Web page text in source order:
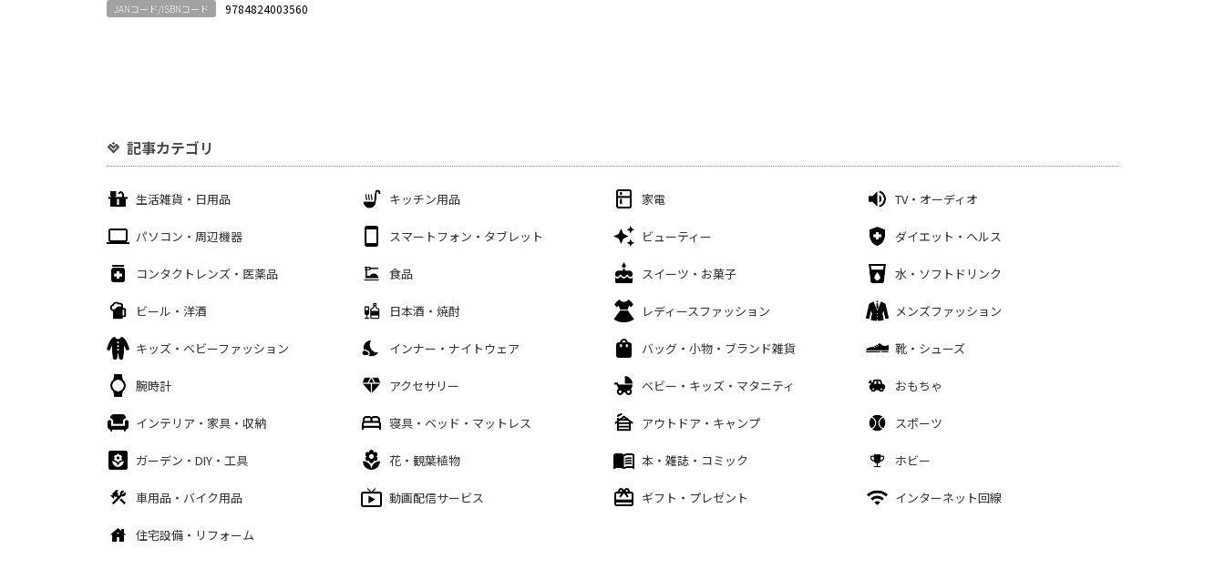
JANコード/ISBNコード 9784824003560
記事カテゴリ
生活雑貨・日用品 キッチン用品 家電 TV・オーディオ
パソコン・周辺機器 スマートフォン・タブレット ビューティー ダイエット・ヘルス
コンタクトレンズ・医薬品 食品 スイーツ・お菓子 水・ソフトドリンク
ビール・洋酒 日本酒・焼酎 レディースファッション メンズファッション
キッズ・ベビーファッション インナー・ナイトウェア バッグ・小物・ブランド雑貨 靴・シューズ
腕時計 アクセサリー ベビー・キッズ・マタニティ おもちゃ
インテリア・家具・収納 寝具・ベッド・マットレス アウトドア・キャンプ スポーツ
ガーデン・DIY・工具 花・観葉植物 本・雑誌・コミック ホビー
車用品・バイク用品 動画配信サービス ギフト・プレゼント インターネット回線
住宅設備・リフォーム